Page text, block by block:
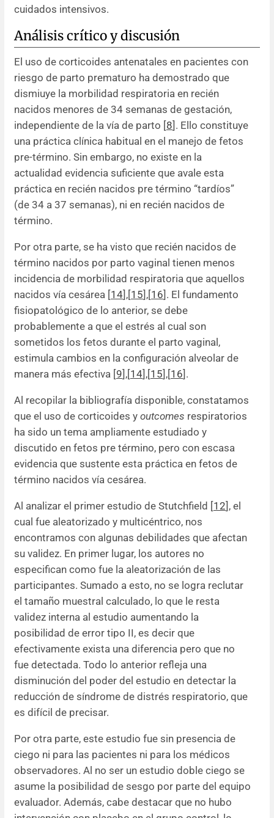
cuidados intensivos.
Análisis crítico y discusión
El uso de corticoides antenatales en pacientes con
riesgo de parto prematuro ha demostrado que
dismiuye la morbilidad respiratoria en recién
nacidos menores de 34 semanas de gestación,
independiente de la vía de parto [8]. Ello constituye
una práctica clínica habitual en el manejo de fetos
pre-término. Sin embargo, no existe en la
actualidad evidencia suficiente que avale esta
práctica en recién nacidos pre término “tardíos”
(de 34 a 37 semanas), ni en recién nacidos de
término.
Por otra parte, se ha visto que recién nacidos de
término nacidos por parto vaginal tienen menos
incidencia de morbilidad respiratoria que aquellos
nacidos vía cesárea [14],[15],[16]. El fundamento
fisiopatológico de lo anterior, se debe
probablemente a que el estrés al cual son
sometidos los fetos durante el parto vaginal,
estimula cambios en la configuración alveolar de
manera más efectiva [9],[14],[15],[16].
Al recopilar la bibliografía disponible, constatamos
que el uso de corticoides y outcomes respiratorios
ha sido un tema ampliamente estudiado y
discutido en fetos pre término, pero con escasa
evidencia que sustente esta práctica en fetos de
término nacidos vía cesárea.
Al analizar el primer estudio de Stutchfield [12], el
cual fue aleatorizado y multicéntrico, nos
encontramos con algunas debilidades que afectan
su validez. En primer lugar, los autores no
especifican como fue la aleatorización de las
participantes. Sumado a esto, no se logra reclutar
el tamaño muestral calculado, lo que le resta
validez interna al estudio aumentando la
posibilidad de error tipo II, es decir que
efectivamente exista una diferencia pero que no
fue detectada. Todo lo anterior refleja una
disminución del poder del estudio en detectar la
reducción de síndrome de distrés respiratorio, que
es difícil de precisar.
Por otra parte, este estudio fue sin presencia de
ciego ni para las pacientes ni para los médicos
observadores. Al no ser un estudio doble ciego se
asume la posibilidad de sesgo por parte del equipo
evaluador. Además, cabe destacar que no hubo